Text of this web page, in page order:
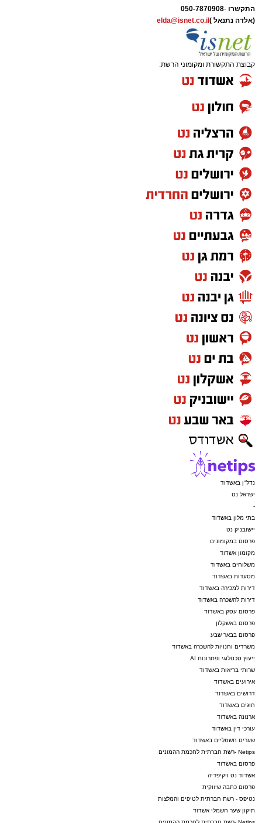
התקשרו -
050-7870908
(אלדה נתנאל ) elda@isnet.co.il
קבוצת התקשורת ומקומוני הרשת:
נדל"ן באשדוד
ישראל נט
-
בתי מלון באשדוד
יישובניק נט
פרסום במקומונים
מקומון אשדוד
משלוחים באשדוד
מסעדות באשדוד
דירות למכירה באשדוד
דירות להשכרה באשדוד
פרסום עסק באשדוד
פרסום באשקלון
פרסום בבאר שבע
משרדים וחנויות להשכרה באשדוד
ייעוץ טכנולוגי ופתרונות AI
שרותי בריאות באשדוד
אירועים באשדוד
דרושים באשדוד
חוגים באשדוד
ארנונה באשדוד
עורכי דין באשדוד
שערים חשמליים באשדוד
Netips -רשת חברתית לחכמת ההמונים
פרסום באשדוד
אשדוד נט ויקיפדיה
פרסום כתבה שיווקית
נטיפס - רשת חברתית לטיפים והמלצות
תיקון שער חשמלי אשדוד